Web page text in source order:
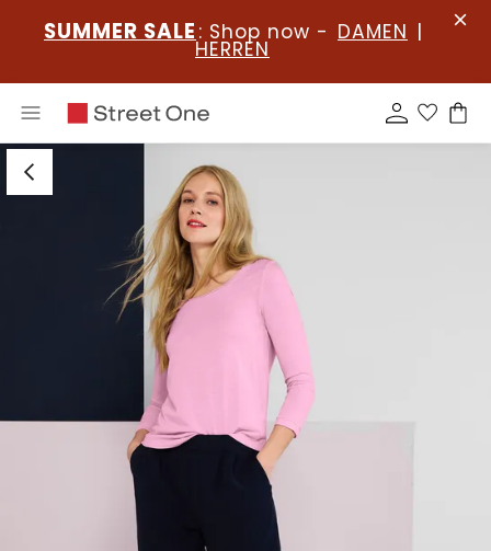
SUMMER SALE : Shop now - DAMEN |
HERREN